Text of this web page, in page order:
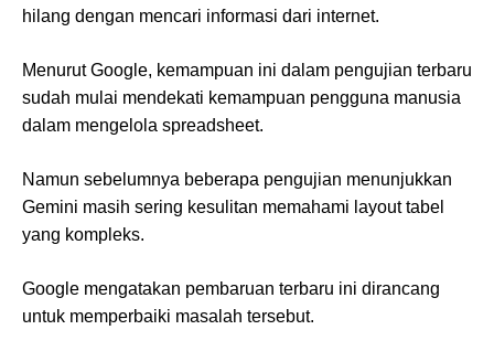
hilang dengan mencari informasi dari internet.
Menurut Google, kemampuan ini dalam pengujian terbaru
sudah mulai mendekati kemampuan pengguna manusia
dalam mengelola spreadsheet.
Namun sebelumnya beberapa pengujian menunjukkan
Gemini masih sering kesulitan memahami layout tabel
yang kompleks.
Google mengatakan pembaruan terbaru ini dirancang
untuk memperbaiki masalah tersebut.